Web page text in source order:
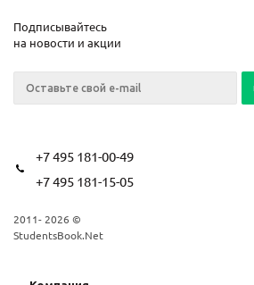
Подписывайтесь
на новости и акции
+7 495 181-00-49
+7 495 181-15-05
2011- 2026 ©
StudentsBook.Net